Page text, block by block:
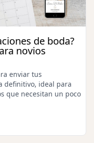
de boda?
novios
enviar tus
definitivo, ideal para
que necesitan un poco